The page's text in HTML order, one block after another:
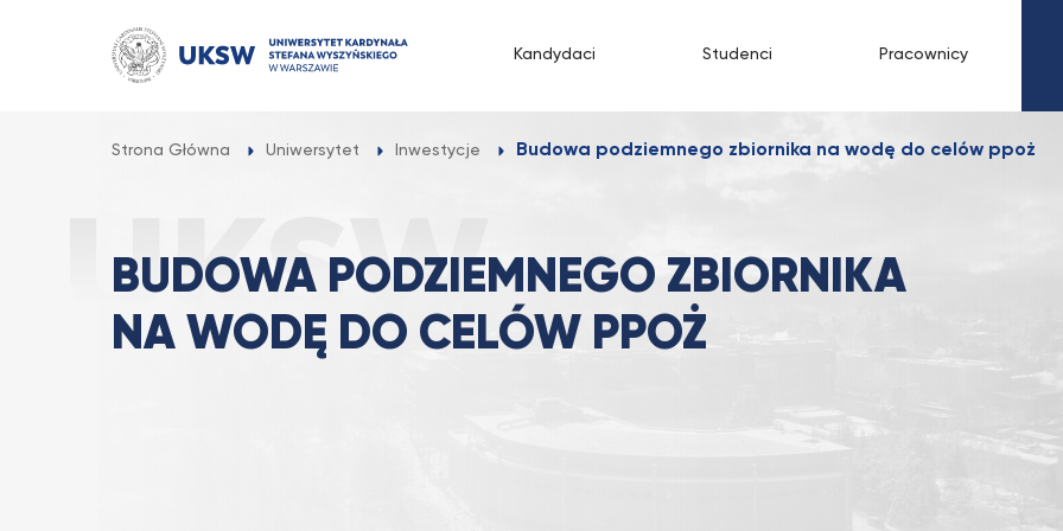
Kandydaci Studenci Pracownicy
Strona Główna Uniwersytet Inwestycje Budowa podziemnego zbiornika na wodę do celów ppoż
BUDOWA PODZIEMNEGO ZBIORNIKA
NA WODĘ DO CELÓW PPOŻ